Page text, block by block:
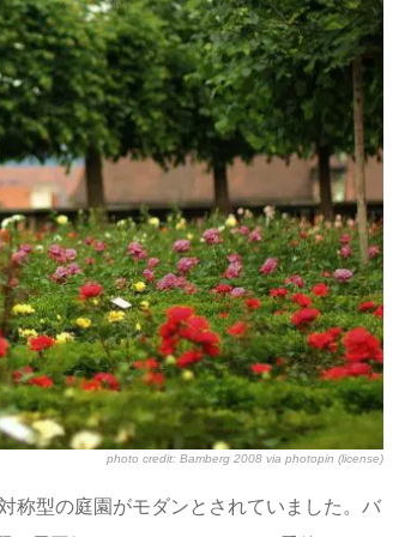
photo credit: Bamberg 2008 via photopin (license)
称型の庭園がモダンとされていました。バ